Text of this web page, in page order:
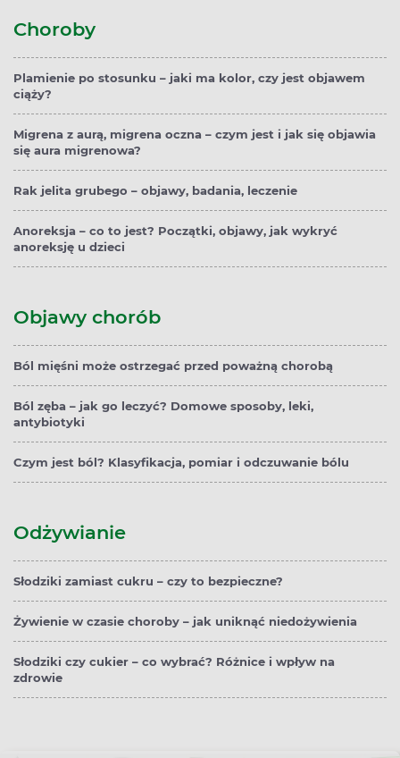
Choroby
Plamienie po stosunku – jaki ma kolor, czy jest objawem
ciąży?
Migrena z aurą, migrena oczna – czym jest i jak się objawia
się aura migrenowa?
Rak jelita grubego – objawy, badania, leczenie
Anoreksja – co to jest? Początki, objawy, jak wykryć
anoreksję u dzieci
Objawy chorób
Ból mięśni może ostrzegać przed poważną chorobą
Ból zęba – jak go leczyć? Domowe sposoby, leki,
antybiotyki
Czym jest ból? Klasyfikacja, pomiar i odczuwanie bólu
Odżywianie
Słodziki zamiast cukru – czy to bezpieczne?
Żywienie w czasie choroby – jak uniknąć niedożywienia
Słodziki czy cukier – co wybrać? Różnice i wpływ na
zdrowie